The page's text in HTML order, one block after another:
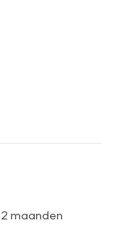
maanden